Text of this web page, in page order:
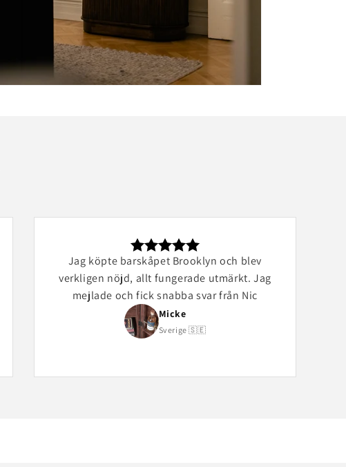
Jag köpte barskåpet Brooklyn och blev
verkligen nöjd, allt fungerade utmärkt. Jag
mejlade och fick snabba svar från Nic
Micke
Sverige 🇸🇪